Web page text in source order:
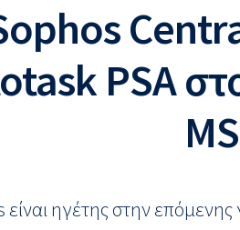
PSA
είναι ηγέτης στην